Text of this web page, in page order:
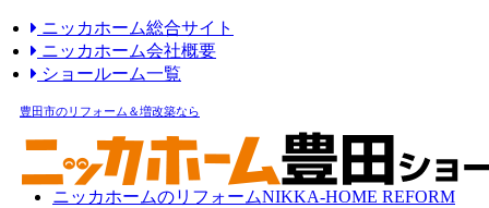
ニッカホーム総合サイト
ニッカホーム会社概要
ショールーム一覧
豊田市のリフォーム＆増改築なら
ニッカホームのリフォームNIKKA-HOME REFORM